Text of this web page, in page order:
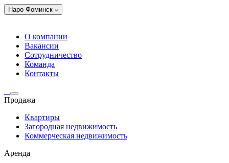
Наро-Фоминск
О компании
Вакансии
Сотрудничество
Команда
Контакты
Продажа
Квартиры
Загородная недвижимость
Коммерческая недвижимость
Аренда